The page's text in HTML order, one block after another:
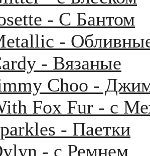
- С Бантом
-
- Вязаные
Choo -
Fox Fur - с
- Паетки
- с Ремнем